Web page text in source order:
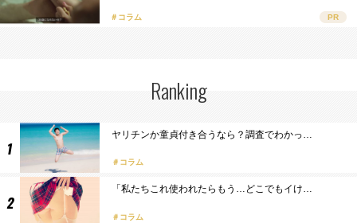
＃コラム PR
Ranking
ヤリチンか童貞付き合うなら？調査でわかっ…
コラム
「私たちこれ使われたらもう…どこでもイけ…
コラム